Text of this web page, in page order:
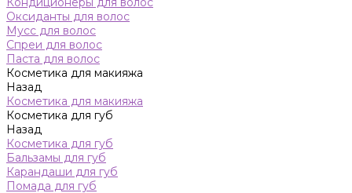
Оксиданты для волос
Мусс для волос
Спреи для волос
Паста для волос
Косметика для макияжа
Назад
Косметика для макияжа
Косметика для губ
Назад
Косметика для губ
Бальзамы для губ
Карандаши для губ
Помада для губ